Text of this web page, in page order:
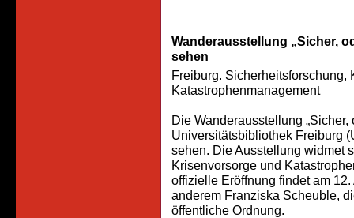
Wanderausstellung „Sicher,
sehen
Freiburg. Sicherheitsforschung,
Katastrophenmanagement
Die Wanderausstellung
Universitätsbibliothek Freiburg
sehen. Die Ausstellung widmet
Krisenvorsorge und
offizielle Eröffnung findet am
anderem Franziska Scheuble,
öffentliche Ordnung.